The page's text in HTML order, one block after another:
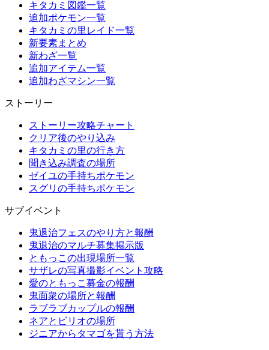
キタカミ図鑑一覧
追加ポケモン一覧
キタカミの里レイド一覧
新要素まとめ
新わざ一覧
追加アイテム一覧
追加わざマシン一覧
ストーリー
ストーリー攻略チャート
クリア後のやり込み
キタカミの里の行き方
聞き込み調査の場所
ゼイユの手持ちポケモン
スグリの手持ちポケモン
サブイベント
鬼退治フェスのやり方と報酬
鬼退治のマルチ募集掲示版
ともっこの出現場所一覧
サザレの写真撮影イベント攻略
愛のともっこ募金の報酬
鬼面衆の場所と報酬
ラブラブカップルの報酬
ネアとビリオの場所
ジニアからタマゴを貰う方法